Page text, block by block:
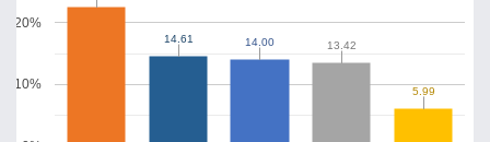
10%
20%
14.61
14.61 14.00
14.00 13.42
13.42
5.99
5.99